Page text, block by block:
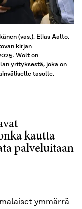
(vas.), Elias Aalto,
kirjan
Wolt on
yrityksestä, joka on
tasolle.
kautta
palveluitaan
ymmärrä